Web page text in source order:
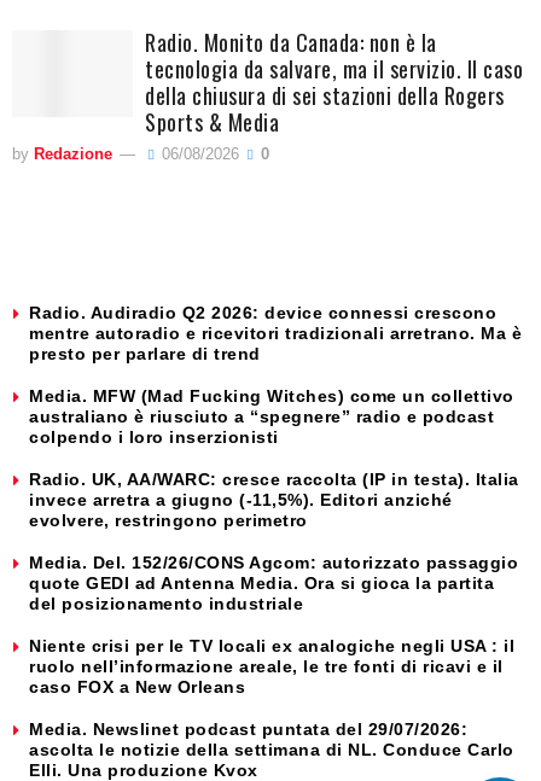
Radio. Monito da Canada: non è la
tecnologia da salvare, ma il servizio. Il caso
della chiusura di sei stazioni della Rogers
Sports & Media
by Redazione 06/08/2026 0
Radio. Audiradio Q2 2026: device connessi crescono
mentre autoradio e ricevitori tradizionali arretrano. Ma è
presto per parlare di trend
Media. MFW (Mad Fucking Witches) come un collettivo
australiano è riusciuto a “spegnere” radio e podcast
colpendo i loro inserzionisti
Radio. UK, AA/WARC: cresce raccolta (IP in testa). Italia
invece arretra a giugno (-11,5%). Editori anziché
evolvere, restringono perimetro
Media. Del. 152/26/CONS Agcom: autorizzato passaggio
quote GEDI ad Antenna Media. Ora si gioca la partita
del posizionamento industriale
Niente crisi per le TV locali ex analogiche negli USA : il
ruolo nell’informazione areale, le tre fonti di ricavi e il
caso FOX a New Orleans
Media. Newslinet podcast puntata del 29/07/2026:
ascolta le notizie della settimana di NL. Conduce Carlo
Elli. Una produzione Kvox